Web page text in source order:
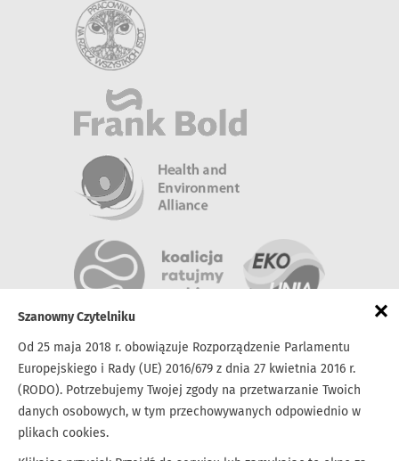
×
Szanowny Czytelniku
Od 25 maja 2018 r. obowiązuje Rozporządzenie Parlamentu
Europejskiego i Rady (UE) 2016/679 z dnia 27 kwietnia 2016 r.
(RODO). Potrzebujemy Twojej zgody na przetwarzanie Twoich
danych osobowych, w tym przechowywanych odpowiednio w
plikach cookies.